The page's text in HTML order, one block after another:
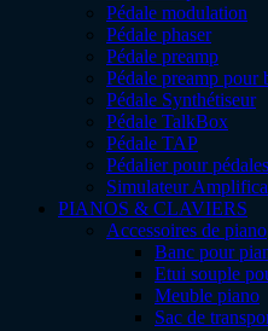
Pédale modulation
Pédale phaser
Pédale preamp
Pédale preamp pour
Pédale Synthétiseur
Pédale TalkBox
Pédale TAP
Pédalier pour
Simulateur
PIANOS & CLAVIERS
Accessoires de piano
Banc pour
Etui souple
Meuble piano
Sac de